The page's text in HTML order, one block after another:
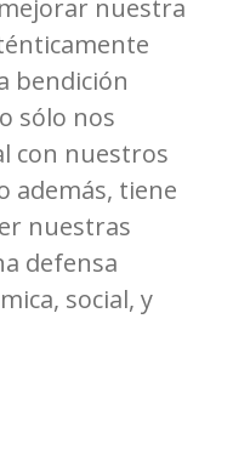
nuestra
bendición
sólo nos
con nuestros
además, tiene
nuestras
defensa
social, y